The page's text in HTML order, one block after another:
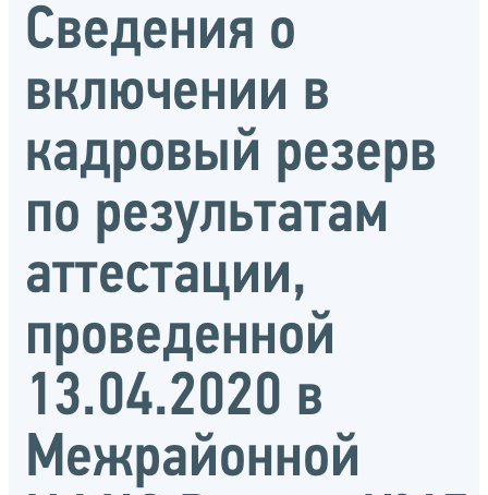
Сведения о
включении в
кадровый резерв
по результатам
аттестации,
проведенной
13.04.2020 в
Межрайонной